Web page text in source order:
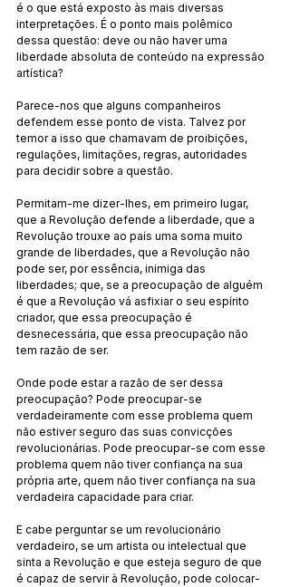
é o que está exposto às mais diversas
interpretações. É o ponto mais polêmico
dessa questão: deve ou não haver uma
liberdade absoluta de conteúdo na expressão
artística?
Parece-nos que alguns companheiros
defendem esse ponto de vista. Talvez por
temor a isso que chamavam de proibições,
regulações, limitações, regras, autoridades
para decidir sobre a questão.
Permitam-me dizer-lhes, em primeiro lugar,
que a Revolução defende a liberdade, que a
Revolução trouxe ao país uma soma muito
grande de liberdades, que a Revolução não
pode ser, por essência, inimiga das
liberdades; que, se a preocupação de alguém
é que a Revolução vá asfixiar o seu espírito
criador, que essa preocupação é
desnecessária, que essa preocupação não
tem razão de ser.
Onde pode estar a razão de ser dessa
preocupação? Pode preocupar-se
verdadeiramente com esse problema quem
não estiver seguro das suas convicções
revolucionárias. Pode preocupar-se com esse
problema quem não tiver confiança na sua
própria arte, quem não tiver confiança na sua
verdadeira capacidade para criar.
E cabe perguntar se um revolucionário
verdadeiro, se um artista ou intelectual que
sinta a Revolução e que esteja seguro de que
é capaz de servir à Revolução, pode colocar-